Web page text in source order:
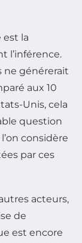
est la
l’inférence.
ne générerait
aux 10
Unis, cela
question
considère
par ces
acteurs,
de
est encore